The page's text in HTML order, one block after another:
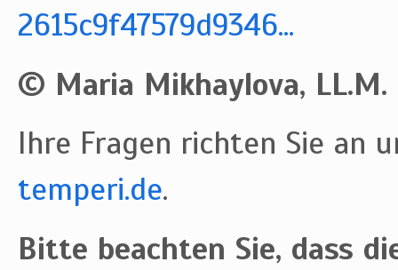
2615c9f47579d9346...
© Maria Mikhaylova, LL.M.
Ihre Fragen richten Sie an
temperi.de.
Bitte beachten Sie, dass